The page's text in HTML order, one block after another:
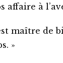
affaire à
maître de
»